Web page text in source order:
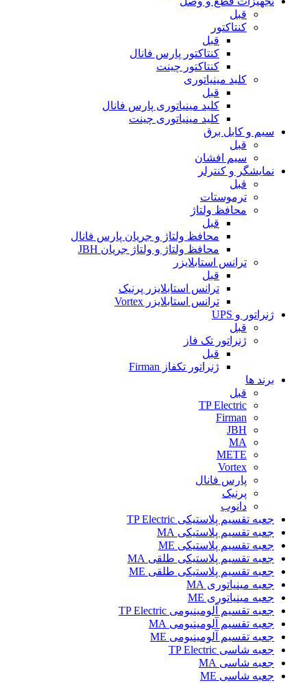
قبل
کنتاکتور
قبل
کنتاکتور پارس فانال
کنتاکتور چینت
کلید مینیاتوری
قبل
کلید مینیاتوری پارس فانال
کلید مینیاتوری چینت
سیم و کابل برق
قبل
سیم افشان
نمایشگر و کنترلر
قبل
ترموستات
محافظ ولتاژ
قبل
محافظ ولتاژ و جریان پارس فانال
محافظ ولتاژ و ولتاژ جریان JBH
ترانس استابلایزر
قبل
ترانس استابلایزر پرنیک
ترانس استابلایزر Vortex
ژنراتور و UPS
قبل
ژنراتور تک فاز
قبل
ژنراتور تکفاز Firman
برند ها
قبل
TP Electric
Firman
JBH
MA
METE
Vortex
پارس فانال
پرنیک
دانوب
جعبه تقسیم پلاستیکی TP Electric
جعبه تقسیم پلاستیکی MA
جعبه تقسیم پلاستیکی ME
جعبه تقسیم پلاستیکی طلقی MA
جعبه تقسیم پلاستیکی طلقی ME
جعبه مینیاتوری MA
جعبه مینیاتوری ME
جعبه تقسیم آلومینیومی TP Electric
جعبه تقسیم آلومینیومی MA
جعبه تقسیم آلومینیومی ME
جعبه شاسی TP Electric
جعبه شاسی MA
جعبه شاسی ME